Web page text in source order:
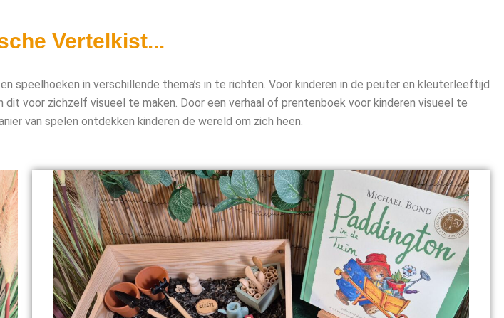
Vertelkist...
in verschillende thema’s in te richten. Voor kinderen in de peuter en kleuterleeftijd
voor zichzelf visueel te maken. Door een verhaal of prentenboek voor kinderen visueel te
van spelen ontdekken kinderen de wereld om zich heen.